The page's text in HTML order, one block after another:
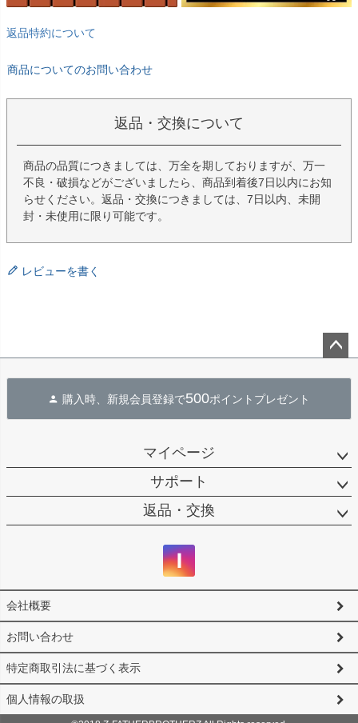
返品特約について
商品についてのお問い合わせ
返品・交換について
商品の品質につきましては、万全を期しておりますが、万一
不良・破損などがございましたら、商品到着後7日以内にお知
らせください。返品・交換につきましては、7日以内、未開
封・未使用に限り可能です。
レビューを書く
へ
購入時、新規会員登録で500ポイントプレゼント
マイページ
サポート
返品・交換
会社概要
お問い合わせ
特定商取引法に基づく表示
個人情報の取扱